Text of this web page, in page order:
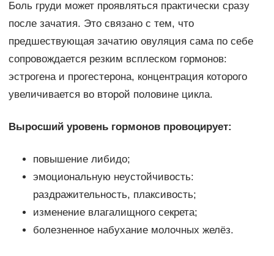
Боль груди может проявляться практически сразу
после зачатия. Это связано с тем, что
предшествующая зачатию овуляция сама по себе
сопровождается резким всплеском гормонов:
эстрогена и прогестерона, концентрация которого
увеличивается во второй половине цикла.
Выросший уровень гормонов провоцирует:
повышение либидо;
эмоциональную неустойчивость:
раздражительность, плаксивость;
изменение влагалищного секрета;
болезненное набухание молочных желёз.